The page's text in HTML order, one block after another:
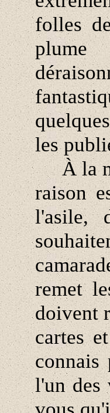
folles
les
À la
raison
l'asile,
remet
doivent
cartes
l'un des